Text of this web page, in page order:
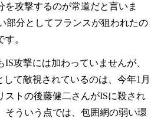
を攻撃するのが常道だと言いま
部分としてフランスが狙われたの
。
攻撃には加わっていませんが、
て敵視されているのは、今年1月
ストの後藤健二さんがISに殺され
そういう点では、包囲網の弱い環